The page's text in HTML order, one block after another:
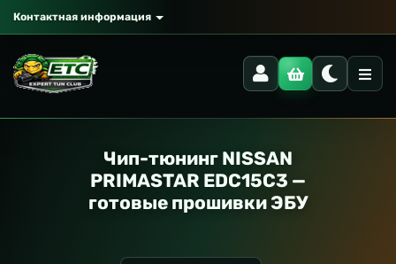
Контактная информация
Чип-тюнинг NISSAN
PRIMASTAR EDC15C3 —
готовые прошивки ЭБУ